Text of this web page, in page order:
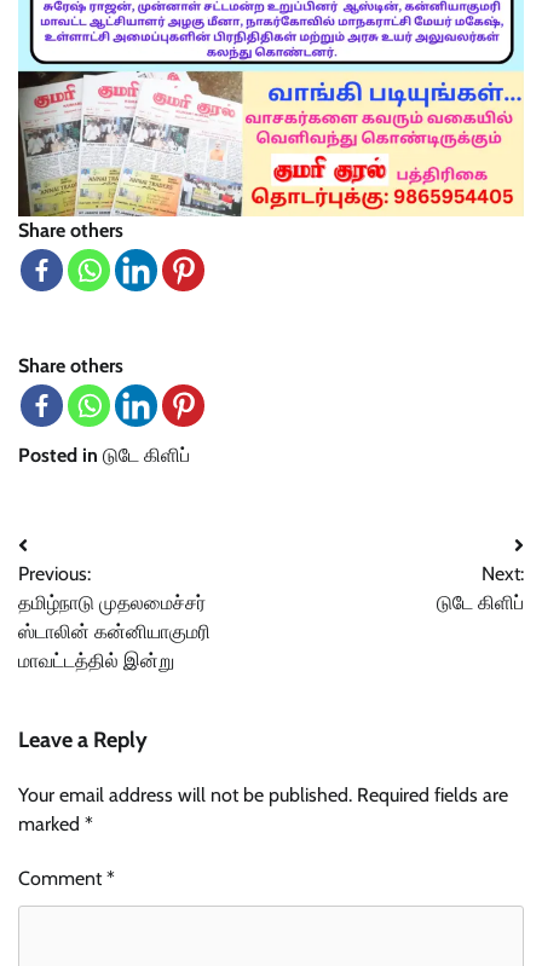
Share others
Share others
Posted in டுடே கிளிப்
Post
navigation
Previous:
தமிழ்நாடு முதலமைச்சர்
ஸ்டாலின் கன்னியாகுமரி
மாவட்டத்தில் இன்று
Next:
டுடே கிளிப்
Leave a Reply
Your email address will not be published. Required fields are
marked *
Comment*